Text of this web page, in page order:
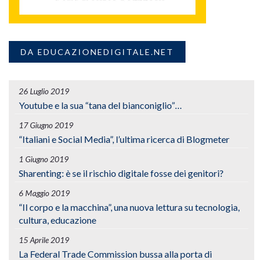
DA EDUCAZIONEDIGITALE.NET
26 Luglio 2019
Youtube e la sua “tana del bianconiglio”…
17 Giugno 2019
“Italiani e Social Media”, l’ultima ricerca di Blogmeter
1 Giugno 2019
Sharenting: è se il rischio digitale fosse dei genitori?
6 Maggio 2019
“Il corpo e la macchina”, una nuova lettura su tecnologia,
cultura, educazione
15 Aprile 2019
La Federal Trade Commission bussa alla porta di